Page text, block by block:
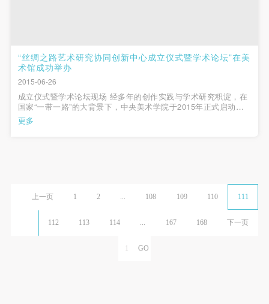
“丝绸之路艺术研究协同创新中心成立仪式暨学术论坛”在美
术馆成功举办
2015-06-26
成立仪式暨学术论坛现场 经多年的创作实践与学术研究积淀，在
国家“一带一路”的大背景下，中央美术学院于2015年正式启动了
对“丝绸之路”艺术的专门性研究的筹备工作。6月24日上午，中央
美术学院“丝绸之路艺术研究协同创新中心”在美术馆学术报告厅举
更多
上一页 1 2 ... 108 109 110 111
112 113 114 ... 167 168 下一页